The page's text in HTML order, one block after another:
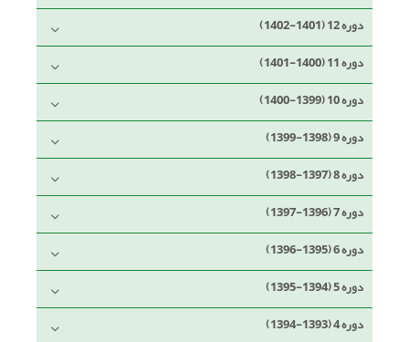
دوره 12 (1401-1402)
دوره 11 (1400-1401)
دوره 10 (1399-1400)
دوره 9 (1398-1399)
دوره 8 (1397-1398)
دوره 7 (1396-1397)
دوره 6 (1395-1396)
دوره 5 (1394-1395)
دوره 4 (1393-1394)